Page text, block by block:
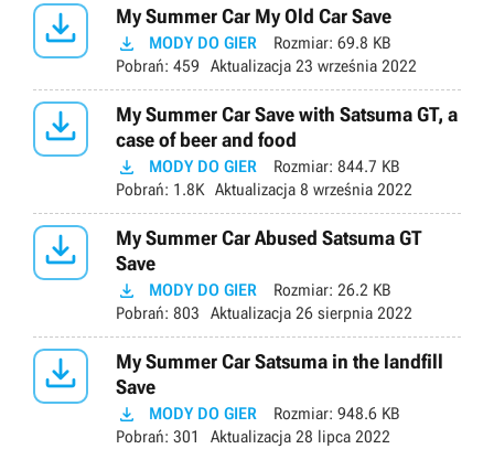
 My Summer Car My Old Car Save
 MODY DO GIER Rozmiar: 69.8 KB
Pobrań: 459 Aktualizacja 23 września 2022

My Summer Car Save with Satsuma GT, a
case of beer and food
 MODY DO GIER Rozmiar: 844.7 KB
Pobrań: 1.8K Aktualizacja 8 września 2022

My Summer Car Abused Satsuma GT
Save
 MODY DO GIER Rozmiar: 26.2 KB
Pobrań: 803 Aktualizacja 26 sierpnia 2022

My Summer Car Satsuma in the landfill
Save
 MODY DO GIER Rozmiar: 948.6 KB
Pobrań: 301 Aktualizacja 28 lipca 2022